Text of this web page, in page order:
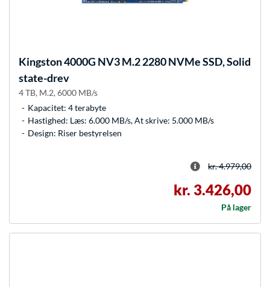
Kingston4000G NV3 M.2 2280 NVMe SSD, Solid
state-drev
4 TB, M.2, 6000 MB/s
Kapacitet: 4 terabyte
Hastighed: Læs: 6.000 MB/s, At skrive: 5.000 MB/s
Design: Riser bestyrelsen
kr. 4.979,00
kr. 3.426,00
På lager